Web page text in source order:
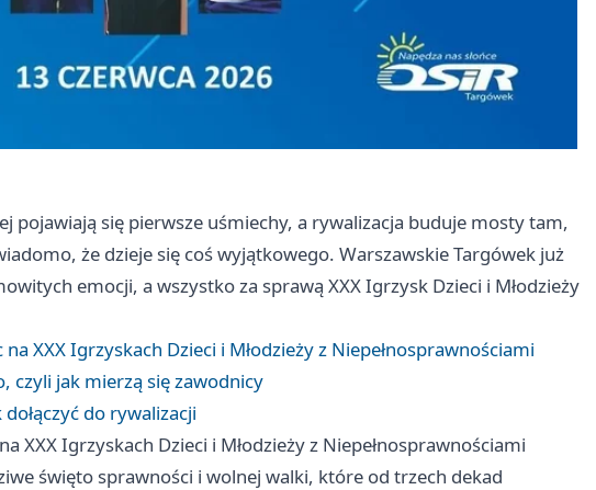
pojawiają się pierwsze uśmiechy, a rywalizacja buduje mosty tam,
że dzieje się coś wyjątkowego. Warszawskie Targówek już
emocji, a wszystko za sprawą XXX Igrzysk Dzieci i Młodzieży
XXX Igrzyskach Dzieci i Młodzieży z Niepełnosprawnościami
czyli jak mierzą się zawodnicy
do rywalizacji
XXX Igrzyskach Dzieci i Młodzieży z Niepełnosprawnościami
święto sprawności i wolnej walki, które od trzech dekad